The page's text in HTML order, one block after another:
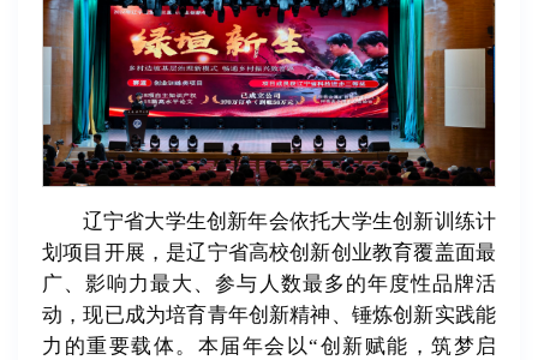
辽宁省大学生创新年会依托大学生创新训练计
划项目开展，是辽宁省高校创新创业教育覆盖面最
广、影响力最大、参与人数最多的年度性品牌活
动，现已成为培育青年创新精神、锤炼创新实践能
力的重要载体。本届年会以“创新赋能，筑梦启